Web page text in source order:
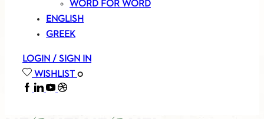
WORD FOR WORD
ENGLISH
GREEK
LOGIN / SIGN IN
WISHLIST 0
FACEBOOK
LINKEDIN
YOUTUBE
SOUNDCLOUD